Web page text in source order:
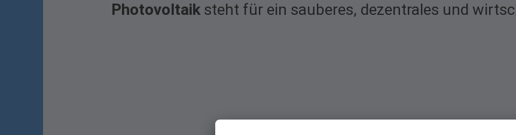
Photovoltaiksteht für ein sauberes, dezentrales und